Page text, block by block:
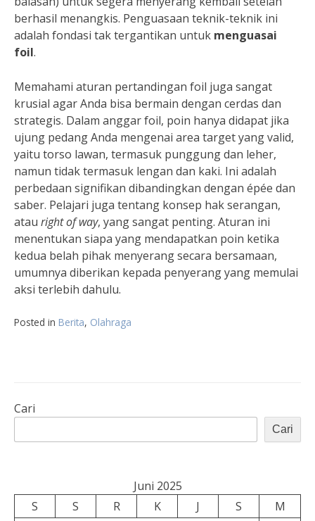
berhasil menangkis. Penguasaan teknik-teknik ini
adalah fondasi tak tergantikan untuk menguasai
foil.
Memahami aturan pertandingan foil juga sangat
krusial agar Anda bisa bermain dengan cerdas dan
strategis. Dalam anggar foil, poin hanya didapat jika
ujung pedang Anda mengenai area target yang valid,
yaitu torso lawan, termasuk punggung dan leher,
namun tidak termasuk lengan dan kaki. Ini adalah
perbedaan signifikan dibandingkan dengan épée dan
saber. Pelajari juga tentang konsep hak serangan,
atau right of way, yang sangat penting. Aturan ini
menentukan siapa yang mendapatkan poin ketika
kedua belah pihak menyerang secara bersamaan,
umumnya diberikan kepada penyerang yang memulai
aksi terlebih dahulu.
Posted in Berita, Olahraga
Cari
Cari
Juni 2025
S
S R K J S
M